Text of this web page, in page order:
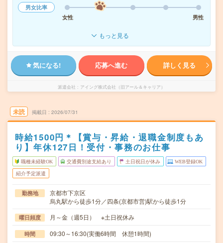
男女比率
女性
男性
もっと見る
気になる! 応募へ進む 詳しく見る
派遣会社 アイング株式会社（旧アール＆キャリア）
未読 掲載日 2026/07/31
時給1500円＊【賞与・昇給・退職金制度もあ
り】年休127日！受付・事務のお仕事
職種未経験OK 交通費別途支給あり 土日祝日が休み WEB登録OK
紹介予定派遣
勤務地
京都市下京区
烏丸駅から徒歩1分／四条(京都市営)駅から徒歩1分
曜日頻度 月～金（週5日） ※土日祝休み
時間 09:30～16:30(実働6時間 休憩1時間)